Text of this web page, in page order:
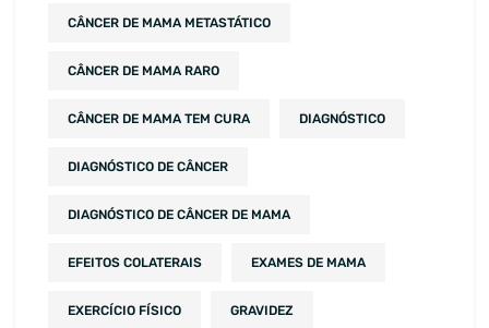
CÂNCER DE MAMA METASTÁTICO
CÂNCER DE MAMA RARO
CÂNCER DE MAMA TEM CURA DIAGNÓSTICO
DIAGNÓSTICO DE CÂNCER
DIAGNÓSTICO DE CÂNCER DE MAMA
EFEITOS COLATERAIS EXAMES DE MAMA
EXERCÍCIO FÍSICO GRAVIDEZ